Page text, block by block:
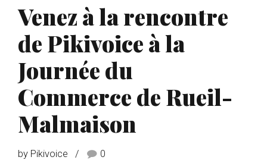
Venez à la rencontre
de Pikivoice à la
Journée du
Commerce de Rueil-
Malmaison
by Pikivoice 0